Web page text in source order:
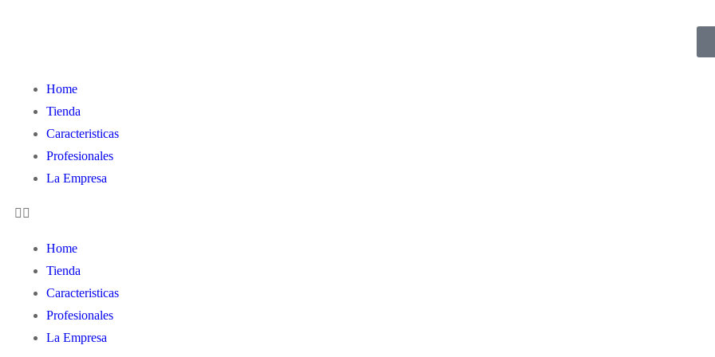
Home
Tienda
Caracteristicas
Profesionales
La Empresa
Home
Tienda
Caracteristicas
Profesionales
La Empresa